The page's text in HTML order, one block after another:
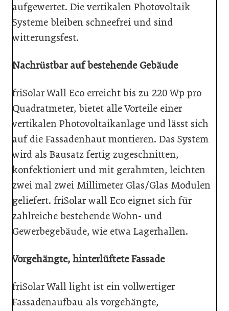
aufgewertet. Die vertikalen Photovoltaik
Systeme bleiben schneefrei und sind
witterungsfest.
Nachrüstbar auf bestehende Gebäude
friSolar Wall Eco erreicht bis zu 220 Wp pro
Quadratmeter, bietet alle Vorteile einer
vertikalen Photovoltaikanlage und lässt sich
auf die Fassadenhaut montieren. Das System
wird als Bausatz fertig zugeschnitten,
konfektioniert und mit gerahmten, leichten
zwei mal zwei Millimeter Glas/Glas Modulen
geliefert. friSolar wall Eco eignet sich für
zahlreiche bestehende Wohn- und
Gewerbegebäude, wie etwa Lagerhallen.
Vorgehängte, hinterlüftete Fassade
friSolar Wall light ist ein vollwertiger
Fassadenaufbau als vorgehängte,